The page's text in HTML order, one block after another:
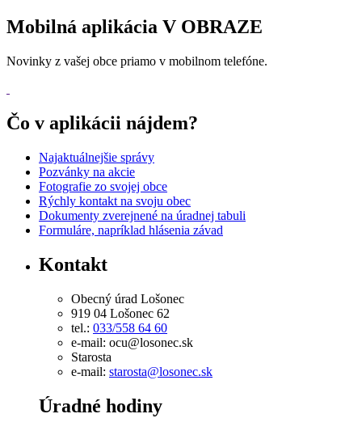
Mobilná aplikácia V OBRAZE
Novinky z vašej obce priamo v mobilnom telefóne.
Čo v aplikácii nájdem?
Najaktuálnejšie správy
Pozvánky na akcie
Fotografie zo svojej obce
Rýchly kontakt na svoju obec
Dokumenty zverejnené na úradnej tabuli
Formuláre, napríklad hlásenia závad
Kontakt
Obecný úrad Lošonec
919 04 Lošonec 62
tel.: 033/558 64 60
e-mail: ocu@losonec.sk
Starosta
e-mail: starosta@losonec.sk
Úradné hodiny